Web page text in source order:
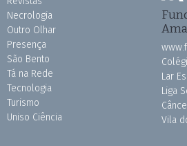
Necrologia
Outro Olhar
Presença
São Bento
Tá na Rede
Tecnologia
Turismo
Uniso Ciência
Lar
Liga
Vila